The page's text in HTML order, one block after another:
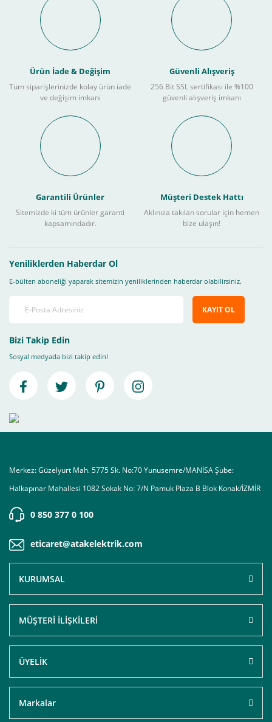
Ürün İade & Değişim
Tüm siparişlerinizde kolay ürün iade
ve değişim imkanı
Güvenli Alışveriş
256 Bit SSL sertifikası ile %100
güvenli alışveriş imkanı
Garantili Ürünler
Sitemizde ki tüm ürünler garanti
kapsamındadır.
Müşteri Destek Hattı
Aklınıza takılan sorular için hemen
bize ulaşın!
Yeniliklerden Haberdar Ol
E-bülten aboneliği yaparak sitemizin yeniliklerinden haberdar olabilirsiniz.
KAYIT OL
Bizi Takip Edin
Sosyal medyada bizi takip edin!
Merkez: Güzelyurt Mah. 5775 Sk. No:70 Yunusemre/MANİSA Şube:
Halkapınar Mahallesi 1082 Sokak No: 7/N Pamuk Plaza B Blok Konak/İZMİR
0 850 377 0 100
eticaret@atakelektrik.com
KURUMSAL
MÜŞTERİ İLİŞKİLERİ
ÜYELİK
Markalar